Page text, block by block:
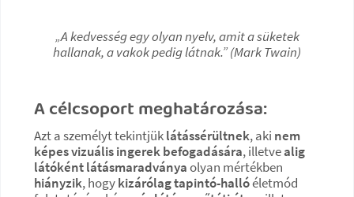
„A kedvesség egy olyan nyelv, amit a süketek
hallanak, a vakok pedig látnak.” (Mark Twain)
A célcsoport meghatározása:
Azt a személyt tekintjüklátássérültnek, aki nem
képes vizuális ingerek befogadására, illetvealig
látóként látásmaradványaolyan mértékben
hiányzik, hogykizárólag tapintó-hallóéletmód